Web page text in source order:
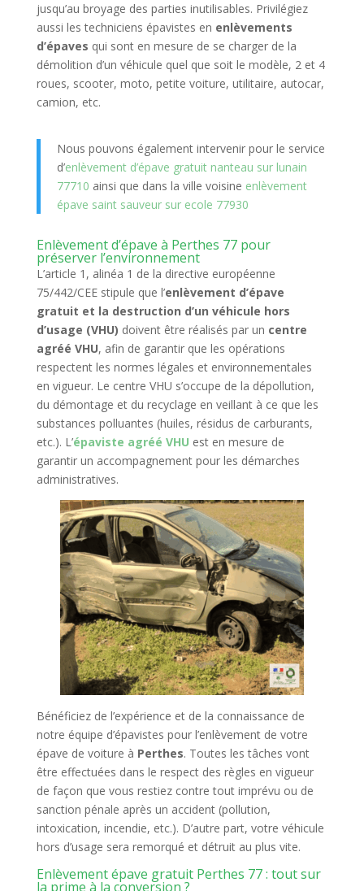
jusqu’au broyage des parties inutilisables. Privilégiez
aussi les techniciens épavistes en enlèvements
d’épaves qui sont en mesure de se charger de la
démolition d’un véhicule quel que soit le modèle, 2 et 4
roues, scooter, moto, petite voiture, utilitaire, autocar,
camion, etc.
Nous pouvons également intervenir pour le service
d’enlèvement d’épave gratuit nanteau sur lunain
77710 ainsi que dans la ville voisine enlèvement
épave saint sauveur sur ecole 77930
Enlèvement d’épave à Perthes 77 pour
préserver l’environnement
L’article 1, alinéa 1 de la directive européenne
75/442/CEE stipule que l’enlèvement d’épave
gratuit et la destruction d’un véhicule hors
d’usage (VHU) doivent être réalisés par un centre
agréé VHU, afin de garantir que les opérations
respectent les normes légales et environnementales
en vigueur. Le centre VHU s’occupe de la dépollution,
du démontage et du recyclage en veillant à ce que les
substances polluantes (huiles, résidus de carburants,
etc.). L’épaviste agréé VHU est en mesure de
garantir un accompagnement pour les démarches
administratives.
Bénéficiez de l’expérience et de la connaissance de
notre équipe d’épavistes pour l’enlèvement de votre
épave de voiture à Perthes. Toutes les tâches vont
être effectuées dans le respect des règles en vigueur
de façon que vous restiez contre tout imprévu ou de
sanction pénale après un accident (pollution,
intoxication, incendie, etc.). D’autre part, votre véhicule
hors d’usage sera remorqué et détruit au plus vite.
Enlèvement épave gratuit Perthes 77 : tout sur
la prime à la conversion ?